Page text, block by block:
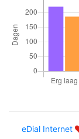
eDial Internet